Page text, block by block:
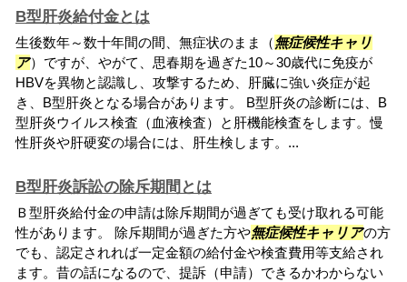
B型肝炎給付金とは
生後数年～数十年間の間、無症状のまま（無症候性キャリ
ア）ですが、やがて、思春期を過ぎた10～30歳代に免疫が
HBVを異物と認識し、攻撃するため、肝臓に強い炎症が起
き、B型肝炎となる場合があります。 B型肝炎の診断には、B
型肝炎ウイルス検査（血液検査）と肝機能検査をします。慢
性肝炎や肝硬変の場合には、肝生検します。...
B型肝炎訴訟の除斥期間とは
Ｂ型肝炎給付金の申請は除斥期間が過ぎても受け取れる可能
性があります。 除斥期間が過ぎた方や無症候性キャリアの方
でも、認定されれば一定金額の給付金や検査費用等支給され
ます。昔の話になるので、提訴（申請）できるかわからない